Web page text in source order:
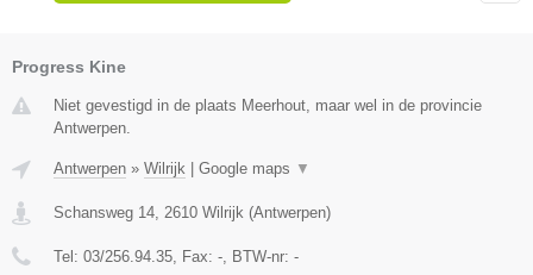
Progress Kine
Niet gevestigd in de plaats Meerhout, maar wel in de provincie
Antwerpen.
Antwerpen » Wilrijk Google maps ▼
Schansweg 14, 2610 Wilrijk (Antwerpen)
Tel: 03/256.94.35, Fax: -, BTW-nr: -